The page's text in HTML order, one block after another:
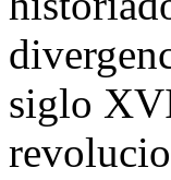
siglo